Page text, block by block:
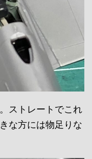
ストレートでこれ
な方には物足りな